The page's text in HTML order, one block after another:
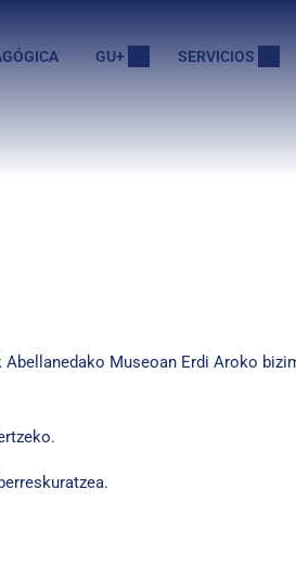
GU+ SERVICIOS
Museoan Erdi Aroko